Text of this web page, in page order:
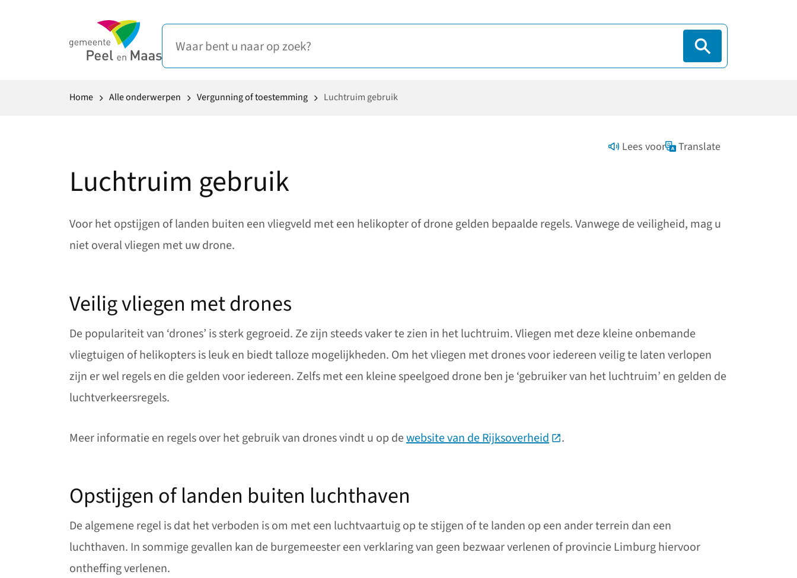
Home Alle onderwerpen Vergunning of toestemming Luchtruim gebruik
Lees voor Translate
Luchtruim gebruik
Voor het opstijgen of landen buiten een vliegveld met een helikopter of drone gelden bepaalde regels. Vanwege de veiligheid, mag u
niet overal vliegen met uw drone.
Veilig vliegen met drones
De populariteit van ‘drones’ is sterk gegroeid. Ze zijn steeds vaker te zien in het luchtruim. Vliegen met deze kleine onbemande
vliegtuigen of helikopters is leuk en biedt talloze mogelijkheden. Om het vliegen met drones voor iedereen veilig te laten verlopen
zijn er wel regels en die gelden voor iedereen. Zelfs met een kleine speelgoed drone ben je ‘gebruiker van het luchtruim’ en gelden de
luchtverkeersregels.
Meer informatie en regels over het gebruik van drones vindt u op dewebsite van de Rijksoverheid(Deze link gaat naar een externe website)
.
Opstijgen of landen buiten luchthaven
De algemene regel is dat het verboden is om met een luchtvaartuig op te stijgen of te landen op een ander terrein dan een
luchthaven. In sommige gevallen kan de burgemeester een verklaring van geen bezwaar verlenen of provincie Limburg hiervoor
ontheffing verlenen.